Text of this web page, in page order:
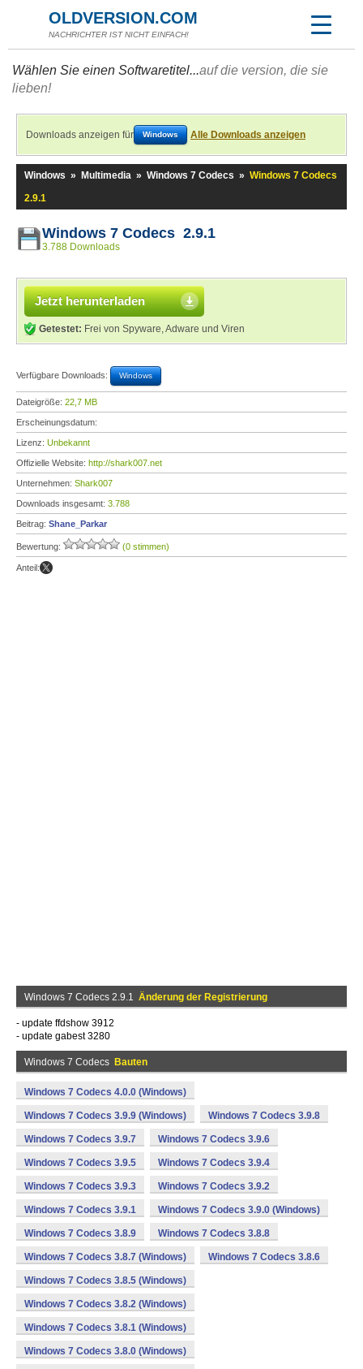
OLDVERSION.COM
NACHRICHTER IST NICHT EINFACH!
Wählen Sie einen Softwaretitel...auf die version, die sie
lieben!
Downloads anzeigen für Windows Alle Downloads anzeigen
Windows » Multimedia » Windows 7 Codecs » Windows 7 Codecs
2.9.1
Windows 7 Codecs 2.9.1
3.788 Downloads
Jetzt herunterladen
Getestet: Frei von Spyware, Adware und Viren
Verfügbare Downloads: Windows
Dateigröße: 22,7 MB
Erscheinungsdatum:
Lizenz: Unbekannt
Offizielle Website: http://shark007.net
Unternehmen: Shark007
Downloads insgesamt: 3.788
Beitrag: Shane_Parkar
Bewertung: (0 stimmen)
Anteil:
Windows 7 Codecs 2.9.1 Änderung der Registrierung
- update ffdshow 3912
- update gabest 3280
Windows 7 Codecs Bauten
Windows 7 Codecs 4.0.0 (Windows)
Windows 7 Codecs 3.9.9 (Windows) Windows 7 Codecs 3.9.8
Windows 7 Codecs 3.9.7 Windows 7 Codecs 3.9.6
Windows 7 Codecs 3.9.5 Windows 7 Codecs 3.9.4
Windows 7 Codecs 3.9.3 Windows 7 Codecs 3.9.2
Windows 7 Codecs 3.9.1 Windows 7 Codecs 3.9.0 (Windows)
Windows 7 Codecs 3.8.9 Windows 7 Codecs 3.8.8
Windows 7 Codecs 3.8.7 (Windows) Windows 7 Codecs 3.8.6
Windows 7 Codecs 3.8.5 (Windows)
Windows 7 Codecs 3.8.2 (Windows)
Windows 7 Codecs 3.8.1 (Windows)
Windows 7 Codecs 3.8.0 (Windows)